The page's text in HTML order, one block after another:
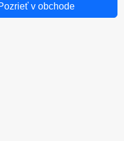
v obchode